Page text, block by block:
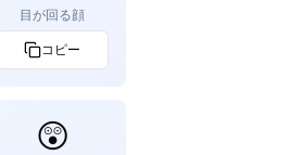
目が回る顔
コピー
😲